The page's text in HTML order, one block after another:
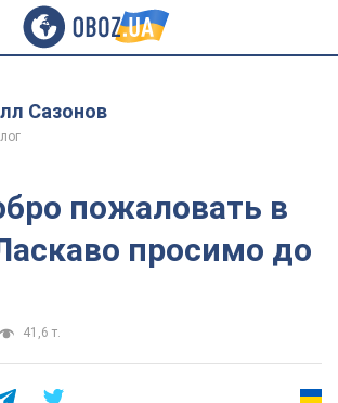
Сазонов
пожаловать в
просимо до
41,6 т.